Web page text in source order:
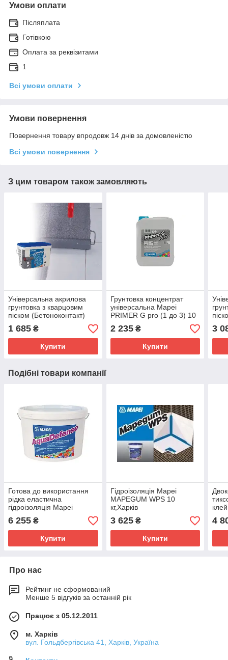
Умови оплати
Післяплата
Готівкою
Оплата за реквізитами
1
Всі умови оплати
Умови повернення
Повернення товару впродовж 14 днів за домовленістю
Всі умови повернення
З цим товаром також замовляють
Універсальна акрилова
грунтовка з кварцовим
піском (Бетоноконтакт)
Mapei Eco Prim Grip 5 кг
1 685 ₴
Купити
Грунтовка концентрат
універсальна Mapei
PRIMER G pro (1 до 3) 10
л , Харків
2 235₴
Купити
3
Подібні товари компанії
Готова до використання
рідка еластична
гідроізоляція Mapei
Aquadefense/15кг(Мапеластик)Харків
6 255 ₴
Купити
Гідроізоляція Mapei
MAPEGUM WPS 10
кг,Харків
3 625₴
Купити
В/
4
Про нас
Рейтинг не сформований
Менше 5 відгуків за останній рік
Працює з 05.12.2011
м. Харків
вул. Гольдбергівська 41, Харків, Україна